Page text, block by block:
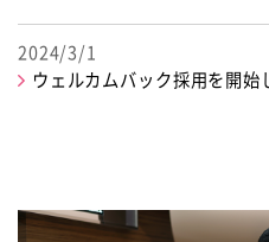
2024/3/1
ウェルカムバック採用を開始